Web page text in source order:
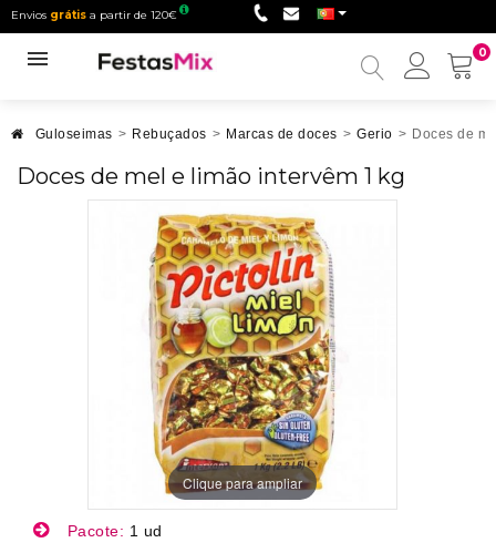
Envios grátis a partir de 120€
0
Minha
Guloseimas > Rebuçados > Marcas de doces > Gerio > Doces de
Doces de mel e limão intervêm 1 kg
Clique para ampliar
Pacote: 1 ud